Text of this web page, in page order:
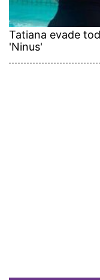
Tatiana evade
'Ninus'